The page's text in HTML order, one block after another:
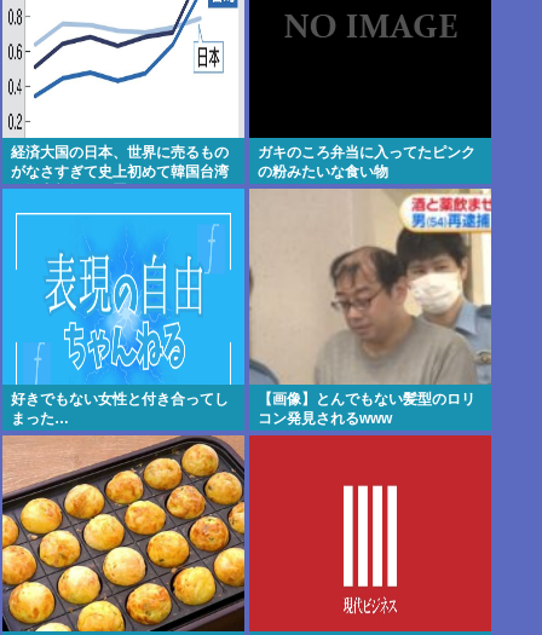
経済大国の日本、世界に売るもの
がなさすぎて史上初めて韓国台湾
に輸出額抜かれ置いてけぼり
ガキのころ弁当に入ってたピンク
の粉みたいな食い物
好きでもない女性と付き合ってし
まった…
【画像】とんでもない髪型のロリ
コン発見されるwww